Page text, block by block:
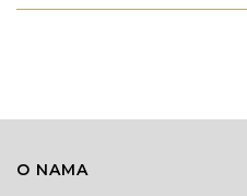
O NAMA